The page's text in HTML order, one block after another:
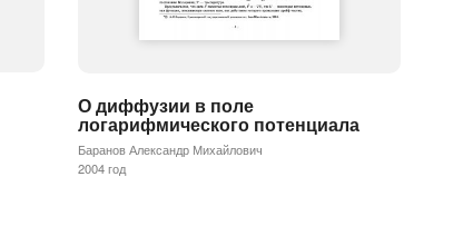
О диффузии в поле
логарифмического потенциала
Баранов Александр Михайлович
2004 год